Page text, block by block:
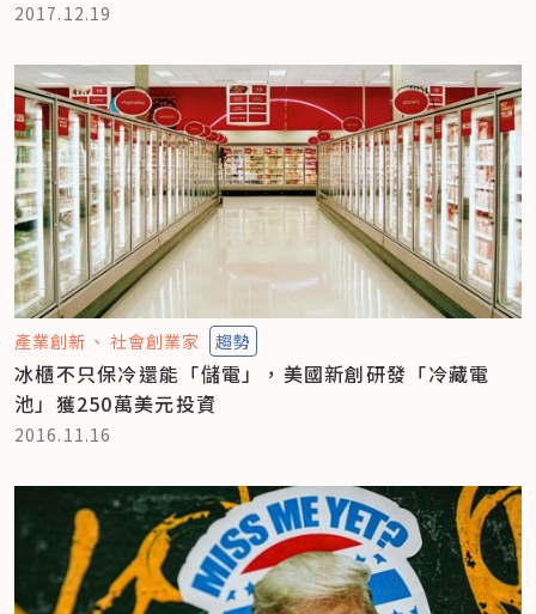
2017.12.19
產業創新 社會創業家 趨勢
冰櫃不只保冷還能「儲電」，美國新創研發「冷藏電
池」獲250萬美元投資
2016.11.16